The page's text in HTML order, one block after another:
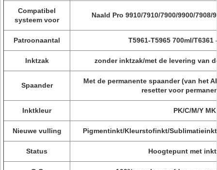
Compatibel
systeem voor
Naald Pro 9910/7910/7900/9900/7908/
Patroonaantal T5961-T5965 700ml/T6361
Inktzak zonder inktzak/met de levering van
Spaander
Met de permanente spaander (van het
resetter voor
Inktkleur PK/C/M/Y MK
Nieuwe vulling Pigmentinkt/Kleurstofinkt/
Status Hoogtepunt met